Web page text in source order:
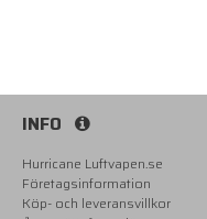
INFO
Hurricane Luftvapen.se
Företagsinformation
Köp- och leveransvillkor